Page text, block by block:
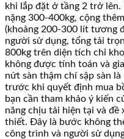
khi lắp đặt ở tầng 2 trở
nặng 300-400kg, cộng
(khoảng 200-300 lít tương
người sử dụng, tổng tải
800kg trên diện tích chỉ
không được tính toán và
nứt sàn thậm chí sập sàn
trước khi quyết định mua
bạn cần tham khảo ý kiến
năng chịu tải hiện tại và đề
thiết. Đây là bước không
công trình và người sử